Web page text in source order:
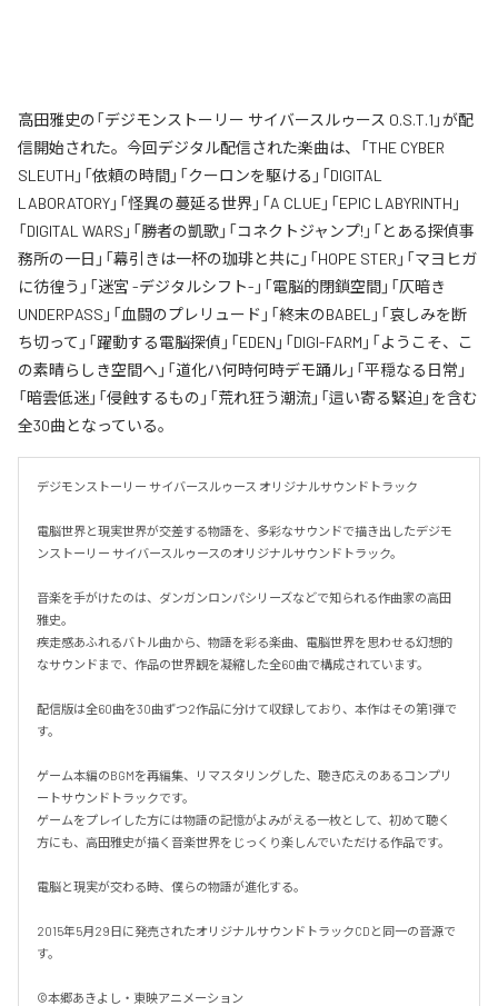
高田雅史の「デジモンストーリー サイバースルゥース O.S.T.1」が配
信開始された。今回デジタル配信された楽曲は、「THE CYBER
SLEUTH」「依頼の時間」「クーロンを駆ける」「DIGITAL
LABORATORY」「怪異の蔓延る世界」「A CLUE」「EPIC LABYRINTH」
「DIGITAL WARS」「勝者の凱歌」「コネクトジャンプ!」「とある探偵事
務所の一日」「幕引きは一杯の珈琲と共に」「HOPE STER」「マヨヒガ
に彷徨う」「迷宮 -デジタルシフト-」「電脳的閉鎖空間」「仄暗き
UNDERPASS」「血闘のプレリュード」「終末のBABEL」「哀しみを断
ち切って」「躍動する電脳探偵」「EDEN」「DIGI-FARM」「ようこそ、こ
の素晴らしき空間へ」「道化ハ何時何時デモ踊ル」「平穏なる日常」
「暗雲低迷」「侵蝕するもの」「荒れ狂う潮流」「這い寄る緊迫」を含む
全30曲となっている。
デジモンストーリー サイバースルゥース オリジナルサウンドトラック
電脳世界と現実世界が交差する物語を、多彩なサウンドで描き出したデジモ
ンストーリー サイバースルゥースのオリジナルサウンドトラック。
音楽を手がけたのは、ダンガンロンパシリーズなどで知られる作曲家の高田
雅史。
疾走感あふれるバトル曲から、物語を彩る楽曲、電脳世界を思わせる幻想的
なサウンドまで、作品の世界観を凝縮した全60曲で構成されています。
配信版は全60曲を30曲ずつ2作品に分けて収録しており、本作はその第1弾で
す。
ゲーム本編のBGMを再編集、リマスタリングした、聴き応えのあるコンプリ
ートサウンドトラックです。
ゲームをプレイした方には物語の記憶がよみがえる一枚として、初めて聴く
方にも、高田雅史が描く音楽世界をじっくり楽しんでいただける作品です。
電脳と現実が交わる時、僕らの物語が進化する。
2015年5月29日に発売されたオリジナルサウンドトラックCDと同一の音源で
す。
©本郷あきよし・東映アニメーション